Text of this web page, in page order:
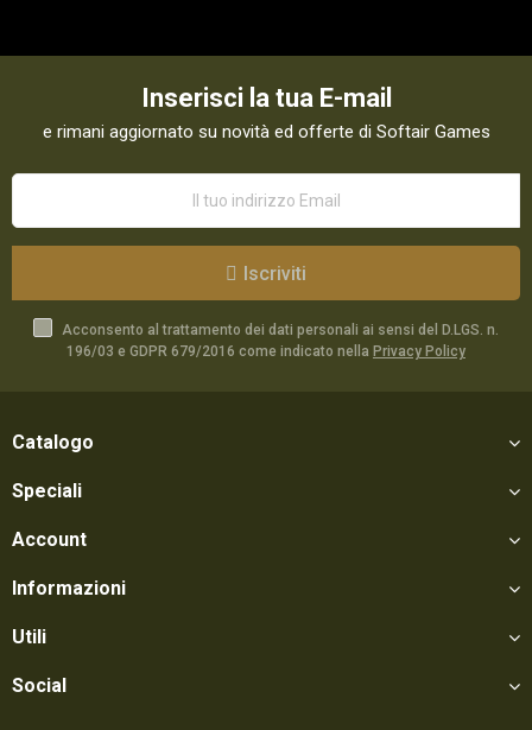
Inserisci la tua E-mail
e rimani aggiornato su novità ed offerte di Softair Games
Iscriviti
Acconsento al trattamento dei dati personali ai sensi del D.LGS. n.
196/03 e GDPR 679/2016 come indicato nella Privacy Policy
Catalogo
Speciali
Account
Informazioni
Utili
Social